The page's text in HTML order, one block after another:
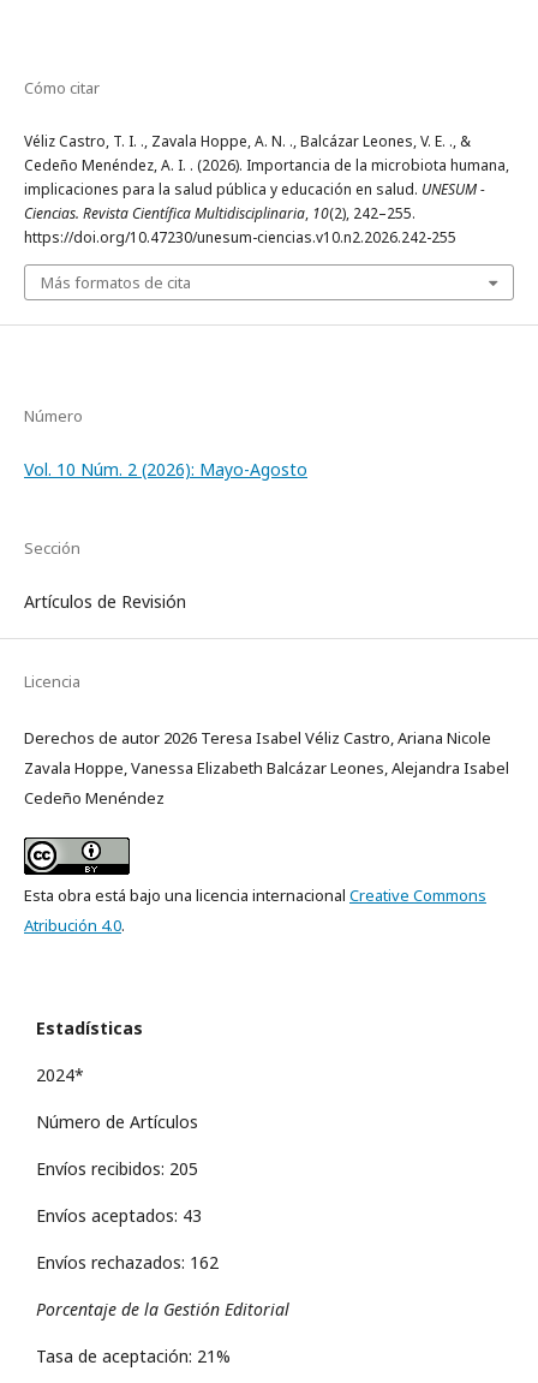
Cómo citar
Véliz Castro, T. I. ., Zavala Hoppe, A. N. ., Balcázar Leones, V. E. ., &
Cedeño Menéndez, A. I. . (2026). Importancia de la microbiota humana,
implicaciones para la salud pública y educación en salud. UNESUM -
Ciencias. Revista Científica Multidisciplinaria, 10(2), 242–255.
https://doi.org/10.47230/unesum-ciencias.v10.n2.2026.242-255
Más formatos de cita
Número
Vol. 10 Núm. 2 (2026): Mayo-Agosto
Sección
Artículos de Revisión
Licencia
Derechos de autor 2026 Teresa Isabel Véliz Castro, Ariana Nicole
Zavala Hoppe, Vanessa Elizabeth Balcázar Leones, Alejandra Isabel
Cedeño Menéndez
Esta obra está bajo una licencia internacional Creative Commons
Atribución 4.0.
Estadísticas
2024*
Número de Artículos
Envíos recibidos: 205
Envíos aceptados: 43
Envíos rechazados: 162
Porcentaje de la Gestión Editorial
Tasa de aceptación: 21%